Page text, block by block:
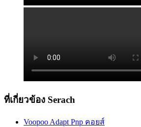
ที่เกี่ยวข้อง Serach
Voopoo Adapt Pnp คอยส์